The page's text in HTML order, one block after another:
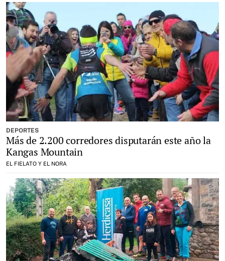
DEPORTES
Más de 2.200 corredores disputarán este año la
Kangas Mountain
EL FIELATO Y EL NORA